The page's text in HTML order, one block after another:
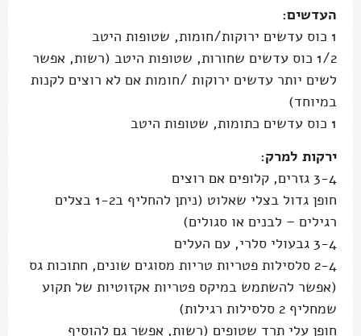
העדשים:
1 כוס עדשים ירוקות/חומות, שטופות היטב
1/2 כוס עדשים שחורות, שטופות היטב (רשות, אפשר
לשים יותר עדשים ירוקות /חומות אם לא רוצים לקנות
במיוחד)
1 כוס עדשים כתומות, שטופות היטב
ירקות למרק:
3-4 גזרים, קלופים אם רוצים
חופן גדול בצלי שאלוט (ניתן להחליף ב1-2 בצלים
רגילים – לבנים או סגולים)
3-4 גבעולי סלרי, עם העלים
2-4 סלסילות פטריות טריות מסוגים שונים, חתוכות גס
(אפשר להשתמש במיקס פטריות אקזוטיות של תקוע
שמחליף 2 סלסילות רגילות)
חופן עלי תרד שטופים (רשות, אפשר גם להוסיף